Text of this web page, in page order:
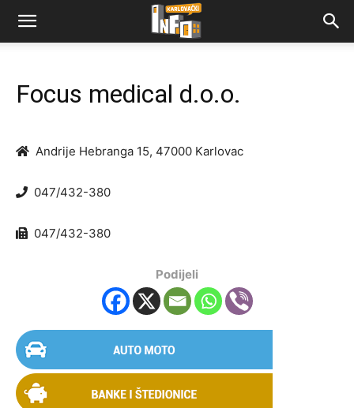
Focus medical d.o.o.
Andrije Hebranga 15, 47000 Karlovac
047/432-380
047/432-380
Podijeli